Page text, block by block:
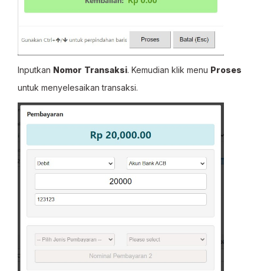
Inputkan Nomor Transaksi. Kemudian klik menu Proses
untuk menyelesaikan transaksi.